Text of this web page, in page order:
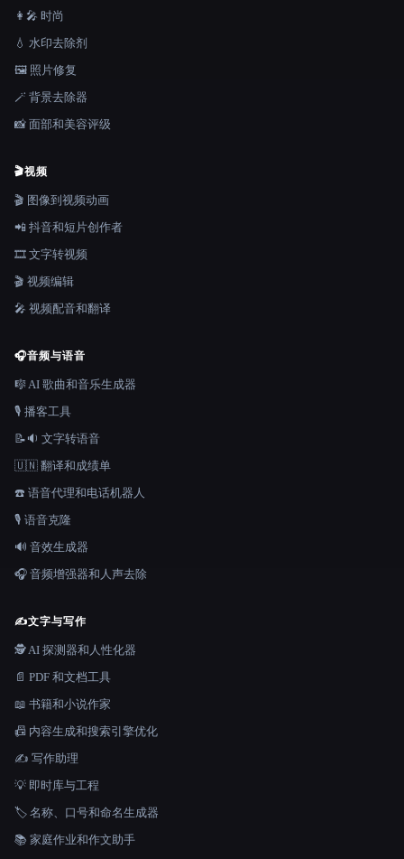
👩‍🎤 时尚
💧 水印去除剂
🖼️ 照片修复
🪄 背景去除器
📸 面部和美容评级
🎬视频
🎬 图像到视频动画
📲 抖音和短片创作者
🎞️ 文字转视频
🎬 视频编辑
🎤 视频配音和翻译
🎧音频与语音
🎼 AI 歌曲和音乐生成器
🎙️ 播客工具
📝🔉 文字转语音
🇺🇳 翻译和成绩单
☎️ 语音代理和电话机器人
🎙️ 语音克隆
🔊 音效生成器
🎧 音频增强器和人声去除
✍️文字与写作
🕵️ AI 探测器和人性化器
📄 PDF 和文档工具
📖 书籍和小说作家
📠 内容生成和搜索引擎优化
✍️ 写作助理
💡 即时库与工程
🏷️ 名称、口号和命名生成器
📚 家庭作业和作文助手